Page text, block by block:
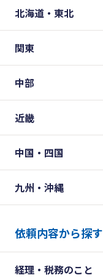
北海道・東北
関東
中部
近畿
中国・四国
九州・沖縄
依頼内容から探す
経理・税務のこと